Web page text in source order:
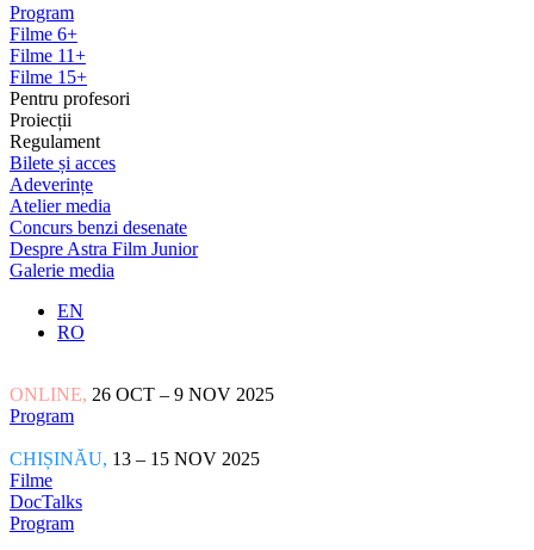
Program
Filme 6+
Filme 11+
Filme 15+
Pentru profesori
Proiecții
Regulament
Bilete și acces
Adeverințe
Atelier media
Concurs benzi desenate
Despre Astra Film Junior
Galerie media
EN
RO
ONLINE, 26 OCT – 9 NOV 2025
Program
CHIȘINĂU, 13 – 15 NOV 2025
Filme
DocTalks
Program